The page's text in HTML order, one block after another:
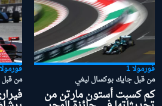
فورمولا 1
من قبل جايك بوكسال ليغي
كم كسبت أستون مارتن من
من قبل